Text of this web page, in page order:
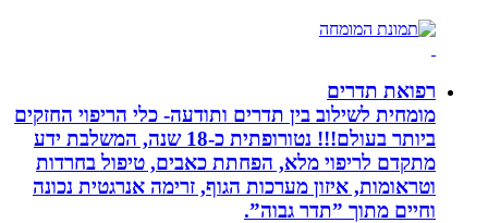
רפואת תדרים
מומחית לשילוב בין תדרים ותודעה- כלי הריפוי החזקים
ביותר בעולם!!! נטורופתית כ-18 שנה, המשלבת ידע
מתקדם לריפוי מלא, הפחתת כאבים, טיפול בחרדות
וטראומות, איזון מערכות הגוף, זרימה אנרגטית נכונה
וחיים מתוך ”תדר גבוה”.